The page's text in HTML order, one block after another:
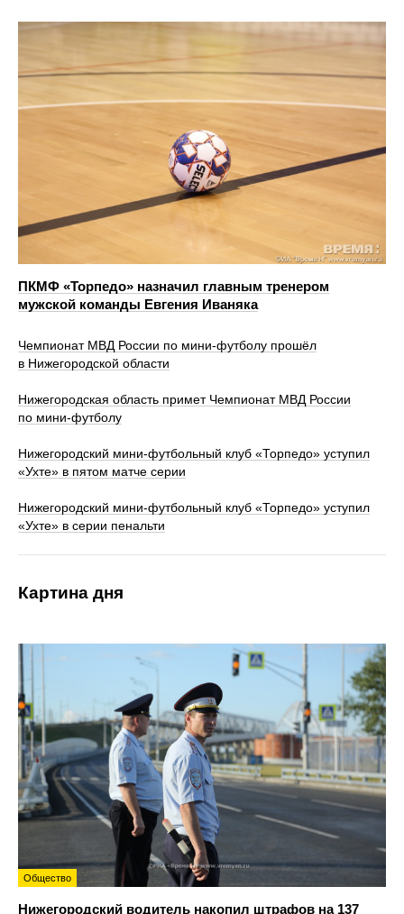
ПКМФ «Торпедо» назначил главным тренером
мужской команды Евгения Иваняка
Чемпионат МВД России по мини-футболу прошёл
в Нижегородской области
Нижегородская область примет Чемпионат МВД России
по мини-футболу
Нижегородский мини-футбольный клуб «Торпедо» уступил
«Ухте» в пятом матче серии
Нижегородский мини-футбольный клуб «Торпедо» уступил
«Ухте» в серии пенальти
Картина дня
Общество
Нижегородский водитель накопил штрафов на 137